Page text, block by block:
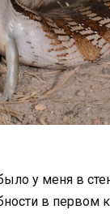
у меня в
в первом